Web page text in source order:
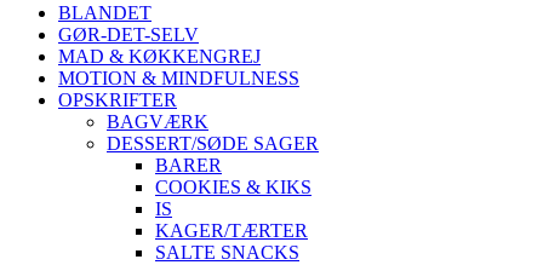
BLANDET
GØR-DET-SELV
MAD & KØKKENGREJ
MOTION & MINDFULNESS
OPSKRIFTER
BAGVÆRK
DESSERT/SØDE SAGER
BARER
COOKIES & KIKS
IS
KAGER/TÆRTER
SALTE SNACKS